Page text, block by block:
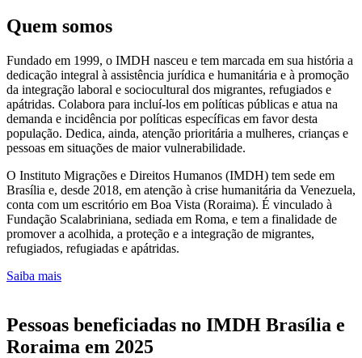
Quem somos
Fundado em 1999, o IMDH nasceu e tem marcada em sua história a
dedicação integral à assistência jurídica e humanitária e à promoção
da integração laboral e sociocultural dos migrantes, refugiados e
apátridas. Colabora para incluí-los em políticas públicas e atua na
demanda e incidência por políticas específicas em favor desta
população. Dedica, ainda, atenção prioritária a mulheres, crianças e
pessoas em situações de maior vulnerabilidade.
O Instituto Migrações e Direitos Humanos (IMDH) tem sede em
Brasília e, desde 2018, em atenção à crise humanitária da Venezuela,
conta com um escritório em Boa Vista (Roraima). É vinculado à
Fundação Scalabriniana, sediada em Roma, e tem a finalidade de
promover a acolhida, a proteção e a integração de migrantes,
refugiados, refugiadas e apátridas.
Saiba mais
Pessoas beneficiadas no IMDH Brasília e
Roraima em 2025